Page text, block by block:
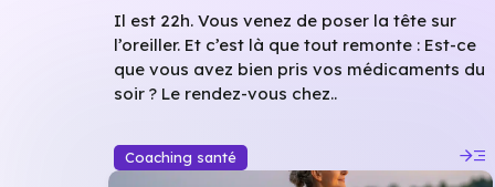
Il est 22h. Vous venez de poser la tête sur
l’oreiller. Et c’est là que tout remonte : Est-ce
que vous avez bien pris vos médicaments du
soir ? Le rendez-vous chez..
Coaching santé read_more